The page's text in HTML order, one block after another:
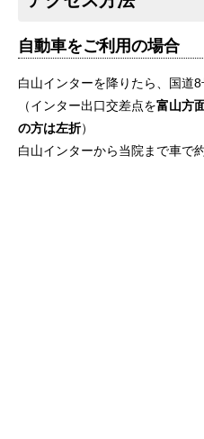
自動車をご利用の場合
白山インターを降りたら、国道8
（インター出口交差点を富山方
の方は左折）
白山インターから当院まで車で